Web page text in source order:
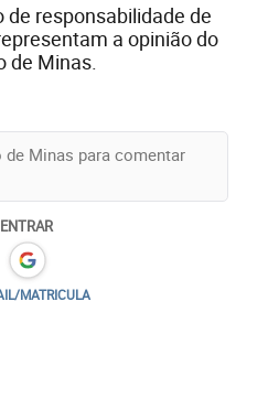
de responsabilidade de
a opinião do
de Minas.
ENTRAR
MATRICULA